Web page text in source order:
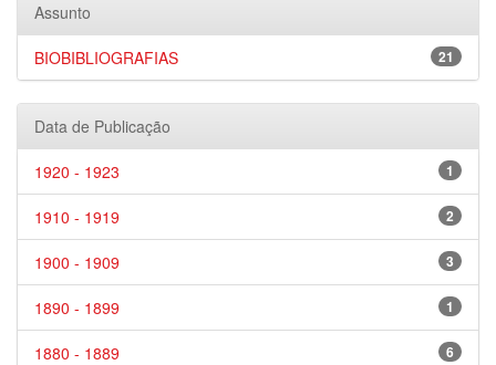
Assunto
21
BIOBIBLIOGRAFIAS
Data de Publicação
1
1920 - 1923
2
1910 - 1919
3
1900 - 1909
1
1890 - 1899
6
1880 - 1889